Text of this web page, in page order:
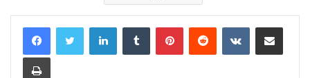
LinkedInTumblr PinterestReddit VKontakteShare via Email
Print